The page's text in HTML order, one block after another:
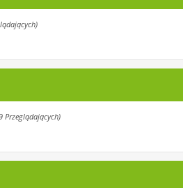
Przeglądających)